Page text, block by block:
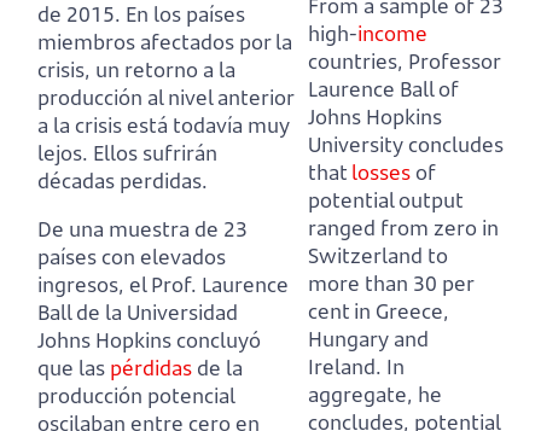
de 2015. En los países
miembros afectados por la
crisis, un retorno a la
producción al nivel anterior
a la crisis está todavía muy
lejos. Ellos sufrirán
décadas perdidas.
De una muestra de 23
países con elevados
ingresos, el Prof. Laurence
Ball de la Universidad
Johns Hopkins concluyó
que las pérdidas de la
producción potencial
oscilaban entre cero en
From a sample of 23
high-income
countries, Professor
Laurence Ball of
Johns Hopkins
University concludes
that lossesof
potential output
ranged from zero in
Switzerland to
more than 30 per
cent in Greece,
Hungary and
Ireland. In
aggregate, he
concludes, potential